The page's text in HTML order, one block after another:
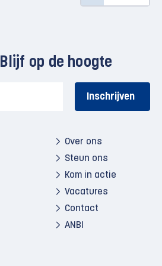
Blijf op de hoogte
Over ons
Steun ons
Kom in actie
Vacatures
Contact
ANBI